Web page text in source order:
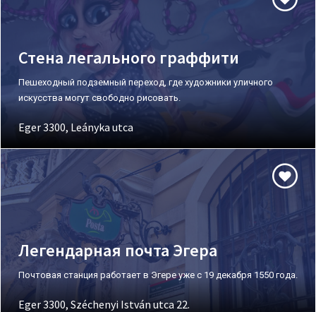
Стена легального граффити
Пешеходный подземный переход, где художники уличного
искусства могут свободно рисовать.
Eger 3300, Leányka utca
Легендарная почта Эгера
Почтовая станция работает в Эгере уже с 19 декабря 1550 года.
Eger 3300, Széchenyi István utca 22.